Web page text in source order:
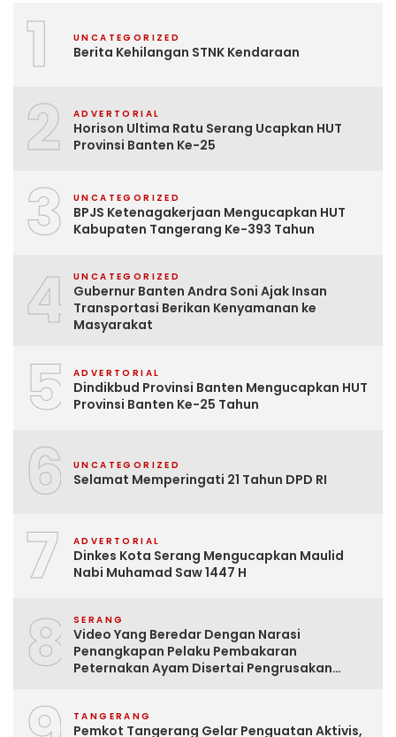
1 UNCATEGORIZED
Berita Kehilangan STNK Kendaraan
2 ADVERTORIAL
Horison Ultima Ratu Serang Ucapkan HUT
Provinsi Banten Ke-25
3 UNCATEGORIZED
BPJS Ketenagakerjaan Mengucapkan HUT
Kabupaten Tangerang Ke-393 Tahun
4 UNCATEGORIZED
Gubernur Banten Andra Soni Ajak Insan
Transportasi Berikan Kenyamanan ke
Masyarakat
5 ADVERTORIAL
Dindikbud Provinsi Banten Mengucapkan HUT
Provinsi Banten Ke-25 Tahun
6 UNCATEGORIZED
Selamat Memperingati 21 Tahun DPD RI
7 ADVERTORIAL
Dinkes Kota Serang Mengucapkan Maulid
Nabi Muhamad Saw 1447 H
8 SERANG
Video Yang Beredar Dengan Narasi
Penangkapan Pelaku Pembakaran
Peternakan Ayam Disertai Pengrusakan
TANGERANG
Pemkot Tangerang Gelar Penguatan Aktivis,